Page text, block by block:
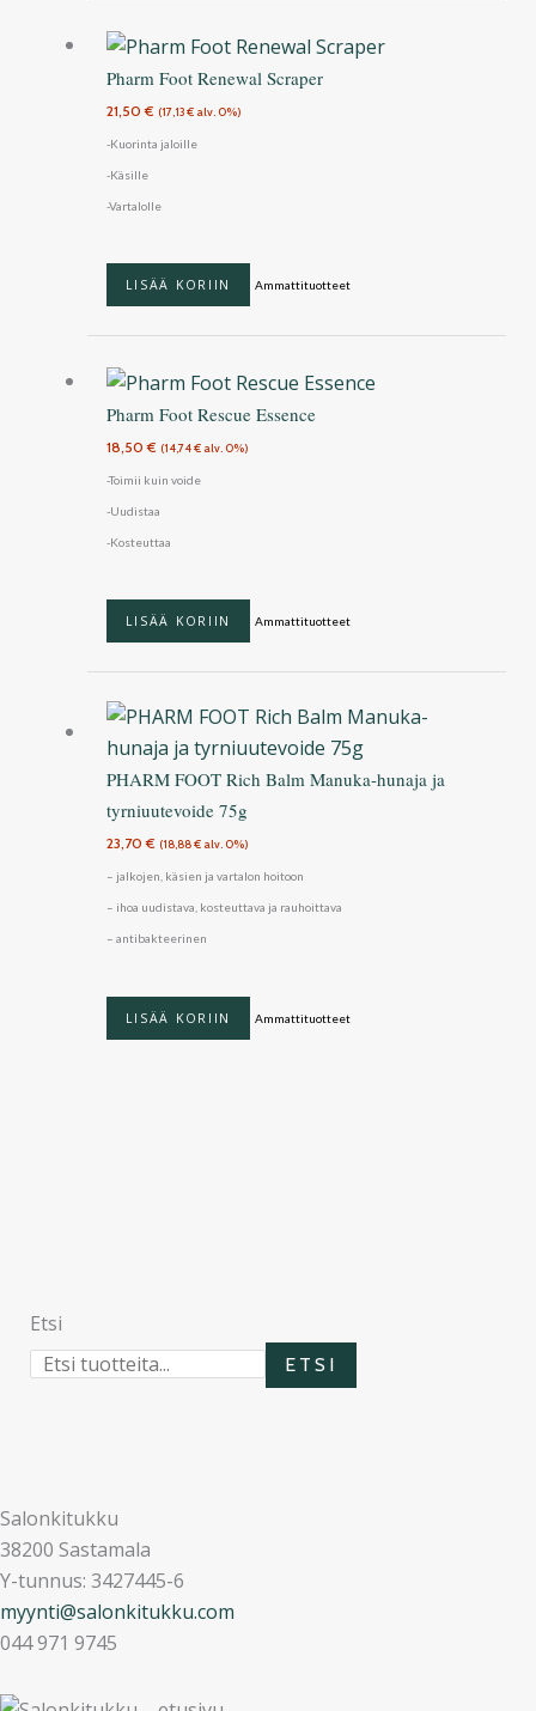
Pharm Foot Renewal Scraper
21,50€ (17,13€alv. 0%)
-Kuorinta jaloille
-Käsille
-Vartalolle
LISÄÄ KORIIN Ammattituotteet
Pharm Foot Rescue Essence
18,50€ (14,74€alv. 0%)
-Toimii kuin voide
-Uudistaa
-Kosteuttaa
LISÄÄ KORIIN Ammattituotteet
PHARM FOOT Rich Balm Manuka-hunaja ja
tyrniuutevoide 75g
23,70€ (18,88€alv. 0%)
– jalkojen, käsien ja vartalon hoitoon
– ihoa uudistava, kosteuttava ja rauhoittava
– antibakteerinen
LISÄÄ KORIIN Ammattituotteet
Etsi
ETSI
Salonkitukku
38200 Sastamala
Y-tunnus: 3427445-6
myynti@salonkitukku.com
044 971 9745